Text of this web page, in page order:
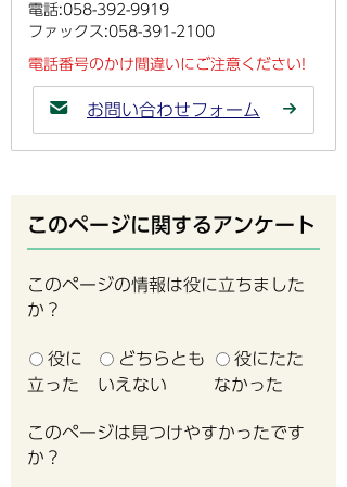
電話:058-392-9919
ファックス:058-391-2100
電話番号のかけ間違いにご注意ください!
お問い合わせフォーム
このページに関するアンケート
このページの情報は役に立ちました
か？
役に
立った
どちらとも
いえない
役にたた
なかった
このページは見つけやすかったです
か？